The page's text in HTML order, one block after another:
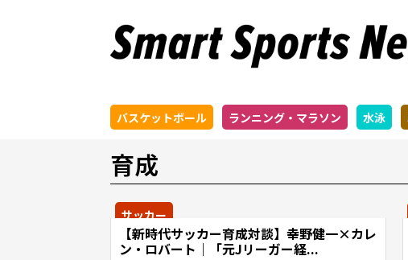
バスケットボール ランニング・マラソン 水泳
育成
サッカー
【新時代サッカー育成対談】幸野健一×カレ
ン・ロバート｜「元Jリーガー経...